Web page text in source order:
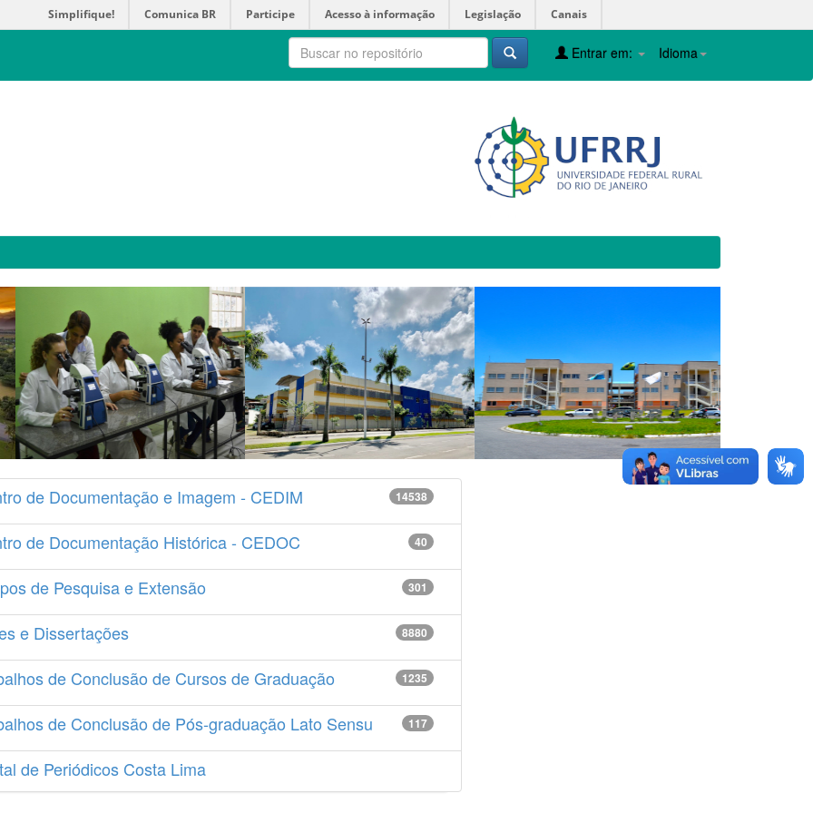
Simplifique! Comunica BR Participe Acesso à informação Legislação Canais
Idioma
Entrar em:
de Documentação e Imagem - CEDIM 14538
de Documentação Histórica - CEDOC 40
de Pesquisa e Extensão 301
e Dissertações 8880
de Conclusão de Cursos de Graduação 1235
de Conclusão de Pós-graduação Lato Sensu 117
de Periódicos Costa Lima